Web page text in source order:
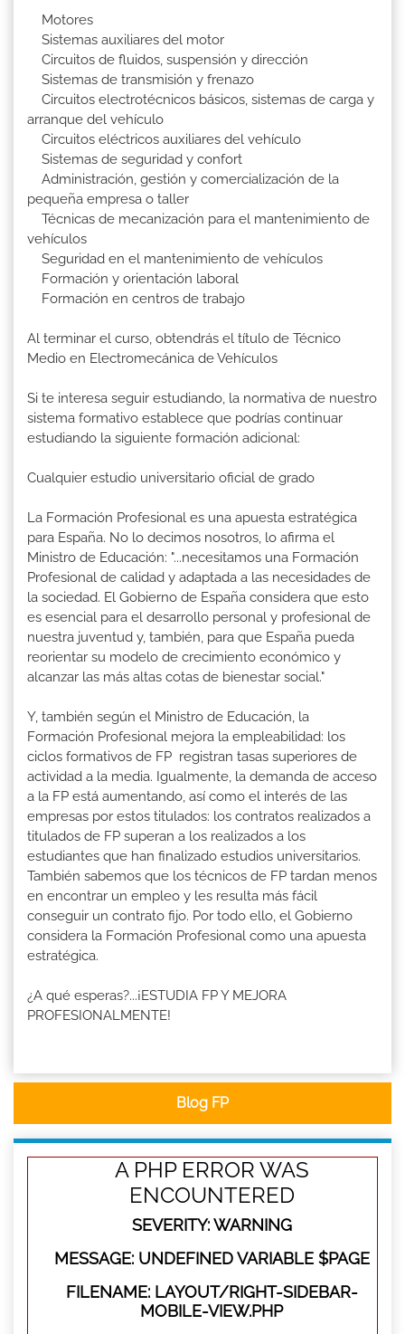
Motores
Sistemas auxiliares del motor
Circuitos de fluidos, suspensión y dirección
Sistemas de transmisión y frenazo
Circuitos electrotécnicos básicos, sistemas de carga y
arranque del vehículo
Circuitos eléctricos auxiliares del vehículo
Sistemas de seguridad y confort
Administración, gestión y comercialización de la
pequeña empresa o taller
Técnicas de mecanización para el mantenimiento de
vehículos
Seguridad en el mantenimiento de vehículos
Formación y orientación laboral
Formación en centros de trabajo
Al terminar el curso, obtendrás el título de Técnico
Medio en Electromecánica de Vehículos
Si te interesa seguir estudiando, la normativa de nuestro
sistema formativo establece que podrías continuar
estudiando la siguiente formación adicional:
Cualquier estudio universitario oficial de grado
La Formación Profesional es una apuesta estratégica
para España. No lo decimos nosotros, lo afirma el
Ministro de Educación: "...necesitamos una Formación
Profesional de calidad y adaptada a las necesidades de
la sociedad. El Gobierno de España considera que esto
es esencial para el desarrollo personal y profesional de
nuestra juventud y, también, para que España pueda
reorientar su modelo de crecimiento económico y
alcanzar las más altas cotas de bienestar social."
Y, también según el Ministro de Educación, la
Formación Profesional mejora la empleabilidad: los
ciclos formativos de FP registran tasas superiores de
actividad a la media. Igualmente, la demanda de acceso
a la FP está aumentando, así como el interés de las
empresas por estos titulados: los contratos realizados a
titulados de FP superan a los realizados a los
estudiantes que han finalizado estudios universitarios.
También sabemos que los técnicos de FP tardan menos
en encontrar un empleo y les resulta más fácil
conseguir un contrato fijo. Por todo ello, el Gobierno
considera la Formación Profesional como una apuesta
estratégica.
¿A qué esperas?...¡ESTUDIA FP Y MEJORA
PROFESIONALMENTE!
Blog FP
A PHP ERROR WAS
ENCOUNTERED
SEVERITY: WARNING
MESSAGE: UNDEFINED VARIABLE $PAGE
FILENAME: LAYOUT/RIGHT-SIDEBAR-
MOBILE-VIEW.PHP